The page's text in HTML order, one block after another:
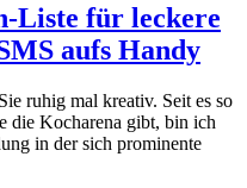
Liste für leckere
aufs Handy
ruhig mal kreativ. Seit es so
die Kocharena gibt, bin ich
in der sich prominente